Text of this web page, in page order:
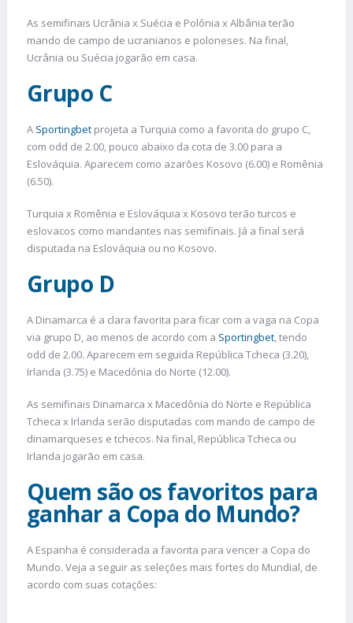
As semifinais Ucrânia x Suécia e Polônia x Albânia terão
mando de campo de ucranianos e poloneses. Na final,
Ucrânia ou Suécia jogarão em casa.
Grupo C
A Sportingbet projeta a Turquia como a favorita do grupo C,
com odd de 2.00, pouco abaixo da cota de 3.00 para a
Eslováquia. Aparecem como azarões Kosovo (6.00) e Romênia
(6.50).
Turquia x Romênia e Eslováquia x Kosovo terão turcos e
eslovacos como mandantes nas semifinais. Já a final será
disputada na Eslováquia ou no Kosovo.
Grupo D
A Dinamarca é a clara favorita para ficar com a vaga na Copa
via grupo D, ao menos de acordo com a Sportingbet, tendo
odd de 2.00. Aparecem em seguida República Tcheca (3.20),
Irlanda (3.75) e Macedônia do Norte (12.00).
As semifinais Dinamarca x Macedônia do Norte e República
Tcheca x Irlanda serão disputadas com mando de campo de
dinamarqueses e tchecos. Na final, República Tcheca ou
Irlanda jogarão em casa.
Quem são os favoritos para
ganhar a Copa do Mundo?
A Espanha é considerada a favorita para vencer a Copa do
Mundo. Veja a seguir as seleções mais fortes do Mundial, de
acordo com suas cotações: